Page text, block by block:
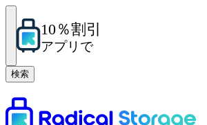
10％割引
アプリで
検索